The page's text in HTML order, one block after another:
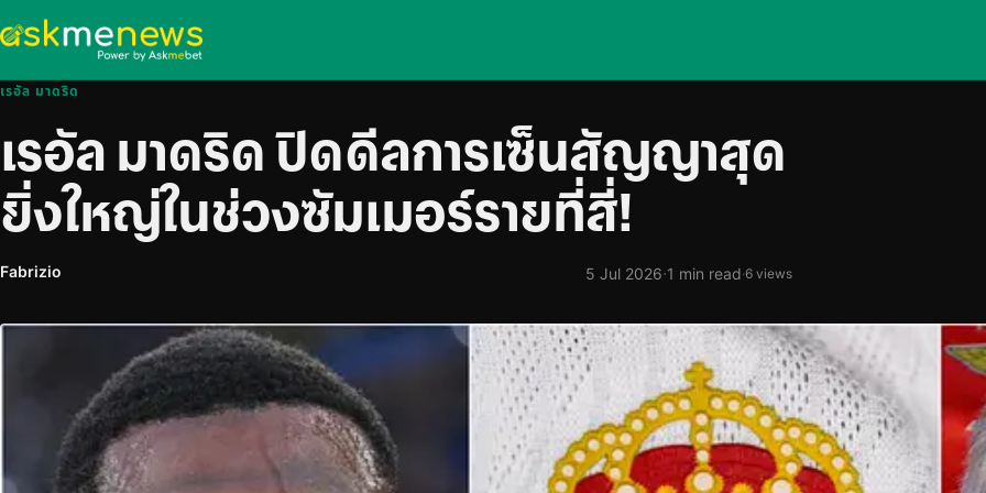
เรอัล มาดริด
เรอัล มาดริด ปิดดีลการเซ็นสัญญาสุด
ยิ่งใหญ่ในช่วงซัมเมอร์รายที่สี่!
Fabrizio 5 Jul 2026·1 min read·6 views